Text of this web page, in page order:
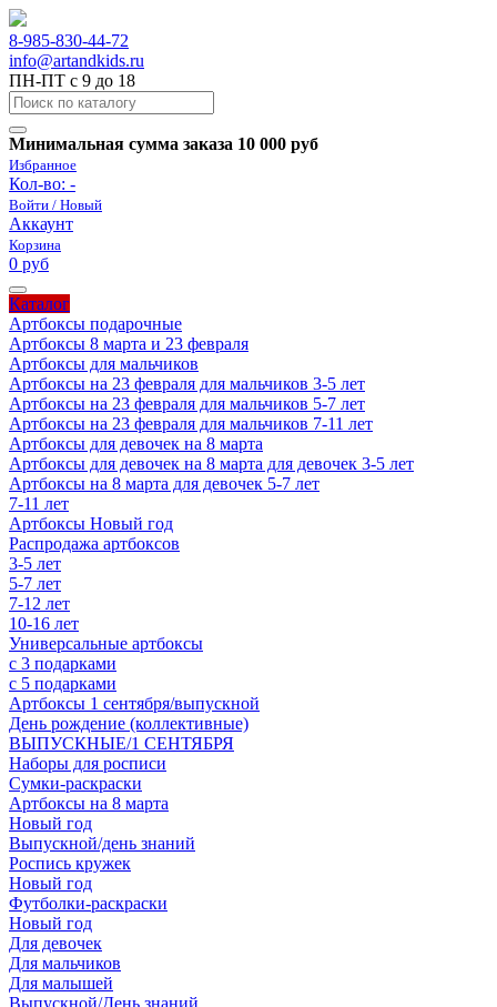
8-985-830-44-72
info@artandkids.ru
ПН-ПТ с 9 до 18
Минимальная сумма заказа 10 000 руб
Избранное
Кол-во: -
Войти / Новый
Аккаунт
Корзина
0 руб
Каталог
Артбоксы подарочные
Артбоксы 8 марта и 23 февраля
Артбоксы для мальчиков
Артбоксы на 23 февраля для мальчиков 3-5 лет
Артбоксы на 23 февраля для мальчиков 5-7 лет
Артбоксы на 23 февраля для мальчиков 7-11 лет
Артбоксы для девочек на 8 марта
Артбоксы для девочек на 8 марта для девочек 3-5 лет
Артбоксы на 8 марта для девочек 5-7 лет
7-11 лет
Артбоксы Новый год
Распродажа артбоксов
3-5 лет
5-7 лет
7-12 лет
10-16 лет
Универсальные артбоксы
с 3 подарками
с 5 подарками
Артбоксы 1 сентября/выпускной
День рождение (коллективные)
ВЫПУСКНЫЕ/1 СЕНТЯБРЯ
Наборы для росписи
Сумки-раскраски
Артбоксы на 8 марта
Новый год
Выпускной/день знаний
Роспись кружек
Новый год
Футболки-раскраски
Новый год
Для девочек
Для мальчиков
Для малышей
Выпускной/День знаний